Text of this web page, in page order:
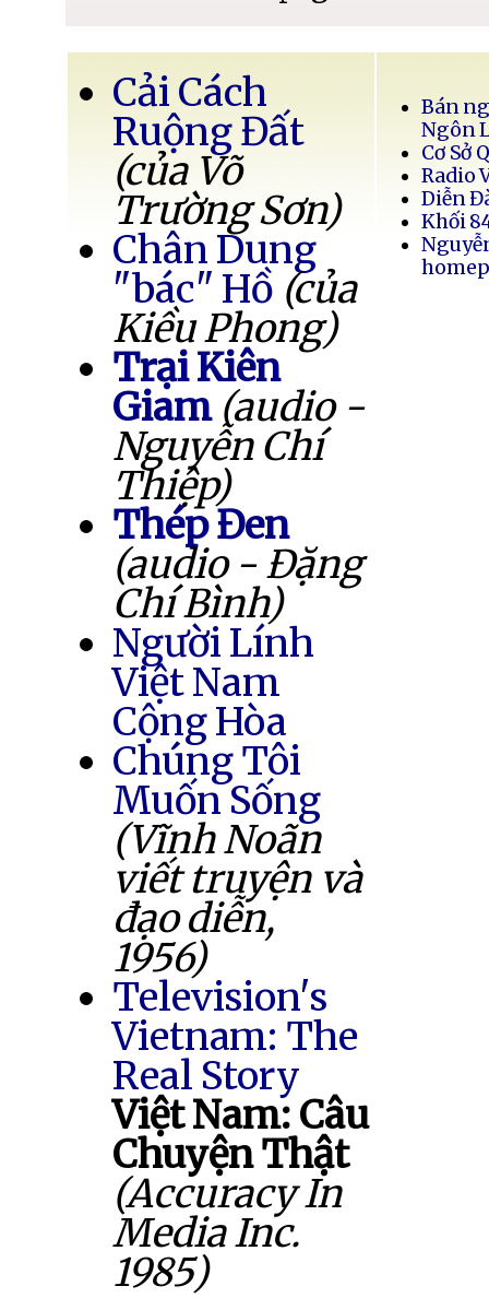
Cải Cách
Ruộng Đất
(của Võ
Trường Sơn)
Chân Dung
"bác" Hồ (của
Kiều Phong)
Trại Kiên
Giam (audio -
Nguyễn Chí
Thiệp)
Thép Đen
(audio - Đặng
Chí Bình)
Người Lính
Việt Nam
Cộng Hòa
Chúng Tôi
Muốn Sống
(Vĩnh Noãn
viết truyện và
đạo diễn,
1956)
Television's
Vietnam: The
Real Story
Việt Nam: Câu
Chuyện Thật
(Accuracy In
Media Inc.
1985)
Bán
Ngôn
Cơ Sở
Radio
Diễn
Khối